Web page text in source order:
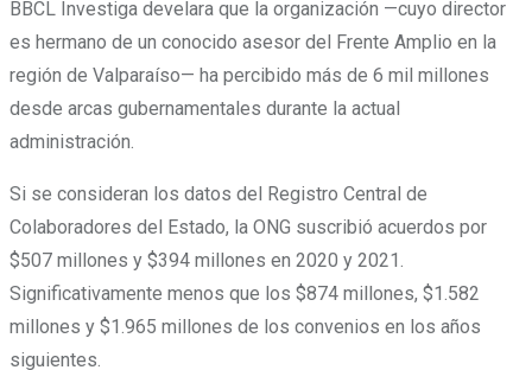
BBCL Investiga develara que la organización —cuyo director
es hermano de un conocido asesor del Frente Amplio en la
región de Valparaíso— ha percibido más de 6 mil millones
desde arcas gubernamentales durante la actual
administración.
Si se consideran los datos del Registro Central de
Colaboradores del Estado, la ONG suscribió acuerdos por
$507 millones y $394 millones en 2020 y 2021.
Significativamente menos que los $874 millones, $1.582
millones y $1.965 millones de los convenios en los años
siguientes.